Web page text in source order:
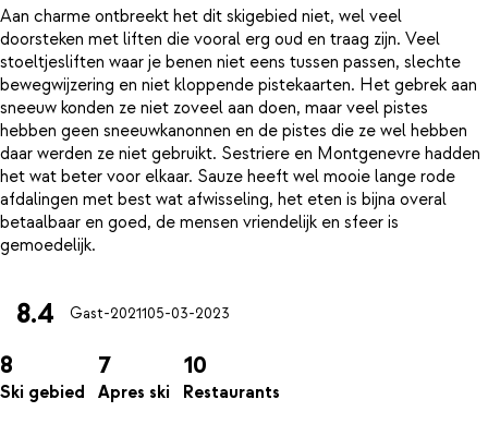
Aan charme ontbreekt het dit skigebied niet, wel veel
doorsteken met liften die vooral erg oud en traag zijn. Veel
stoeltjesliften waar je benen niet eens tussen passen, slechte
bewegwijzering en niet kloppende pistekaarten. Het gebrek aan
sneeuw konden ze niet zoveel aan doen, maar veel pistes
hebben geen sneeuwkanonnen en de pistes die ze wel hebben
daar werden ze niet gebruikt. Sestriere en Montgenevre hadden
het wat beter voor elkaar. Sauze heeft wel mooie lange rode
afdalingen met best wat afwisseling, het eten is bijna overal
betaalbaar en goed, de mensen vriendelijk en sfeer is
8.4 Gast-2021105-03-2023
8
Ski gebied
7
Apres ski
10
Restaurants